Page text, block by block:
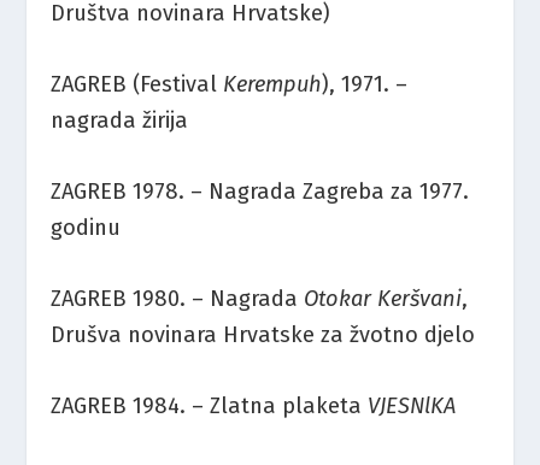
Društva novinara Hrvatske)
ZAGREB (Festival Kerempuh), 1971. –
nagrada žirija
ZAGREB 1978. – Nagrada Zagreba za 1977.
godinu
ZAGREB 1980. – Nagrada Otokar Keršvani,
Drušva novinara Hrvatske za žvotno djelo
ZAGREB 1984. – Zlatna plaketa VJESNlKA